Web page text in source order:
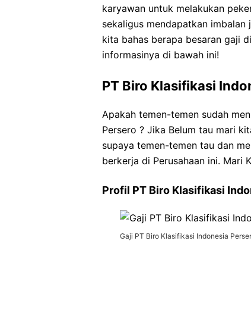
karyawan untuk melakukan
sekaligus mendapatkan
kita bahas berapa besaran gaji
informasinya di bawah ini!
PT Biro Klasifikasi
Apakah temen-temen sudah
Persero ? Jika Belum tau mari
supaya temen-temen tau dan
berkerja di Perusahaan ini. Mari
Profil PT Biro Klasifikasi
Gaji PT Biro Klasifikasi Indonesia